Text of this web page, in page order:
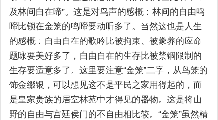
及林间自在啼”。这是对鸟声的感概：林间的自由鸣
啼比锁在金笼的鸣啼要动听多了。当然这也是人生
的感概：自由自在的歌吟比被拘束、被豢养的应命
题咏要美好多了，自由自在的生存比被禁锢限制的
生存要适意多了。这里要注意“金笼”二字，从鸟笼的
饰金缀银，可以想见这不是平民之家用得起的，而
是皇家贵族的居室林苑中才得见的器物。这是将山
野的自由与宫廷侯门的不自由相比较。“金笼”虽然精